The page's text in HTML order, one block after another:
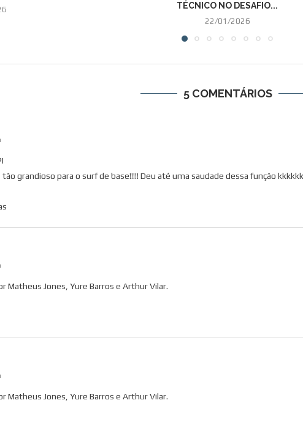
TÉCNICO NO DESAFIO...
22/01/2026
5 COMENTÁRIOS
grandioso para o surf de base!!!!! Deu até uma saudade dessa função
Matheus Jones, Yure Barros e Arthur Vilar.
Matheus Jones, Yure Barros e Arthur Vilar.